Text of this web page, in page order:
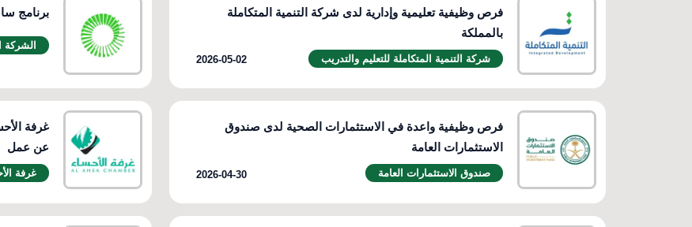
فرص وظيفية تعليمية وإدارية لدى شركة التنمية المتكاملة
بالمملكة
شركة التنمية المتكاملة للتعليم والتدريب 2026-05-02
برنامج ساسكو
الشركة
فرص وظيفية واعدة في الاستثمارات الصحية لدى صندوق
الاستثمارات العامة
صندوق الاستثمارات العامة 2026-04-30
غرفة
عن عمل
غرفة